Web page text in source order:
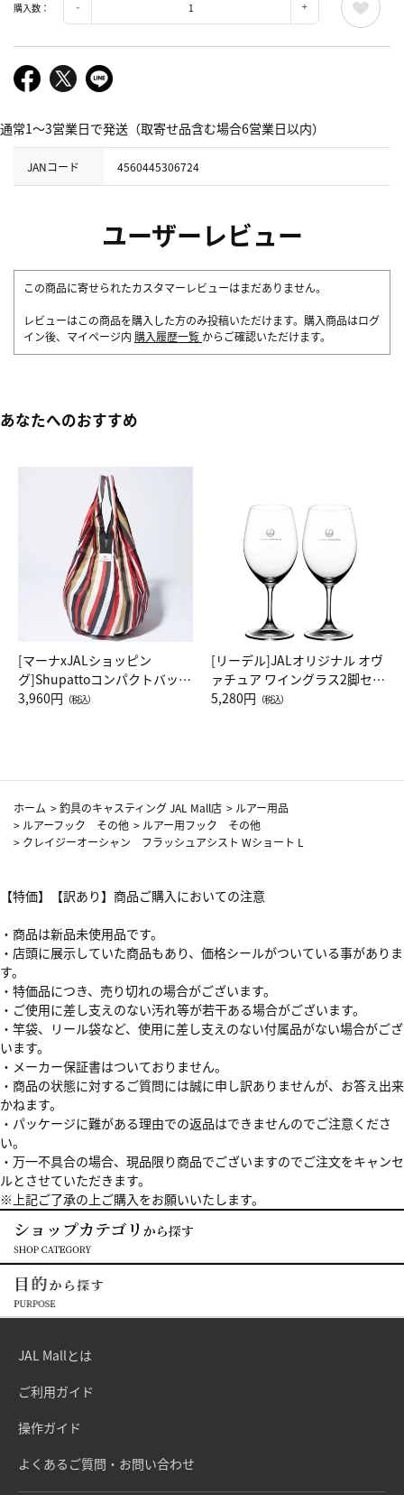
購入数：
通常1～3営業日で発送（取寄せ品含む場合6営業日以内）
JANコード 4560445306724
ユーザーレビュー
この商品に寄せられたカスタマーレビューはまだありません。
レビューはこの商品を購入した方のみ投稿いただけます。購入商品はログ
イン後、マイページ内 購入履歴一覧 からご確認いただけます。
あなたへのおすすめ
[マーナxJALショッピン
グ]Shupattoコンパクトバッグ
Drop JAL客室乗務員（LC）ス
3,960円 （税込）
[リーデル]JALオリジナル オヴ
ァチュア ワイングラス2脚セッ
ト（レッドワイン）
5,280円 （税込）
ホーム >釣具のキャスティング JAL Mall店 > ルアー用品
> ルアーフック その他 > ルアー用フック その他
> クレイジーオーシャン フラッシュアシスト Wショート L
【特価】【訳あり】商品ご購入においての注意
・商品は新品未使用品です。
・店頭に展示していた商品もあり、価格シールがついている事がありま
す。
・特価品につき、売り切れの場合がございます。
・ご使用に差し支えのない汚れ等が若干ある場合がございます。
・竿袋、リール袋など、使用に差し支えのない付属品がない場合がござ
います。
・メーカー保証書はついておりません。
・商品の状態に対するご質問には誠に申し訳ありませんが、お答え出来
かねます。
・パッケージに難がある理由での返品はできませんのでご注意くださ
い。
・万一不具合の場合、現品限り商品でございますのでご注文をキャンセ
ルとさせていただきます。
※上記ご了承の上ご購入をお願いいたします。
JAL Mallとは
ご利用ガイド
操作ガイド
よくあるご質問・お問い合わせ